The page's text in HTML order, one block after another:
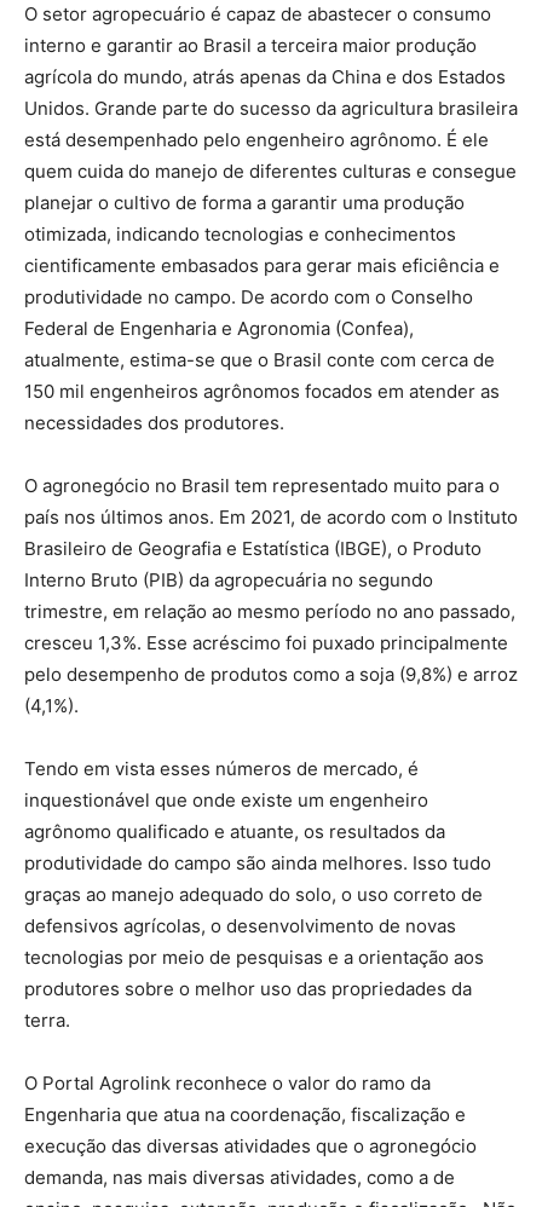
O setor agropecuário é capaz de abastecer o consumo
interno e garantir ao Brasil a terceira maior produção
agrícola do mundo, atrás apenas da China e dos Estados
Unidos. Grande parte do sucesso da agricultura brasileira
está desempenhado pelo engenheiro agrônomo. É ele
quem cuida do manejo de diferentes culturas e consegue
planejar o cultivo de forma a garantir uma produção
otimizada, indicando tecnologias e conhecimentos
cientificamente embasados para gerar mais eficiência e
produtividade no campo. De acordo com o Conselho
Federal de Engenharia e Agronomia (Confea),
atualmente, estima-se que o Brasil conte com cerca de
150 mil engenheiros agrônomos focados em atender as
necessidades dos produtores.
O agronegócio no Brasil tem representado muito para o
país nos últimos anos. Em 2021, de acordo com o Instituto
Brasileiro de Geografia e Estatística (IBGE), o Produto
Interno Bruto (PIB) da agropecuária no segundo
trimestre, em relação ao mesmo período no ano passado,
cresceu 1,3%. Esse acréscimo foi puxado principalmente
pelo desempenho de produtos como a soja (9,8%) e arroz
(4,1%).
Tendo em vista esses números de mercado, é
inquestionável que onde existe um engenheiro
agrônomo qualificado e atuante, os resultados da
produtividade do campo são ainda melhores. Isso tudo
graças ao manejo adequado do solo, o uso correto de
defensivos agrícolas, o desenvolvimento de novas
tecnologias por meio de pesquisas e a orientação aos
produtores sobre o melhor uso das propriedades da
terra.
O Portal Agrolink reconhece o valor do ramo da
Engenharia que atua na coordenação, fiscalização e
execução das diversas atividades que o agronegócio
demanda, nas mais diversas atividades, como a de